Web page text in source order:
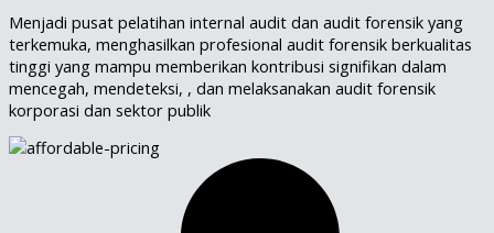
Menjadi pusat pelatihan internal audit dan audit forensik yang
terkemuka, menghasilkan profesional audit forensik berkualitas
tinggi yang mampu memberikan kontribusi signifikan dalam
mencegah, mendeteksi, , dan melaksanakan audit forensik
korporasi dan sektor publik